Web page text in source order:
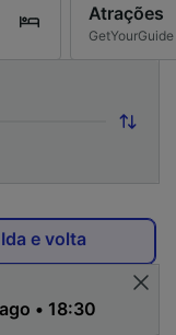
Atrações
GetYourGuide
Ida e volta